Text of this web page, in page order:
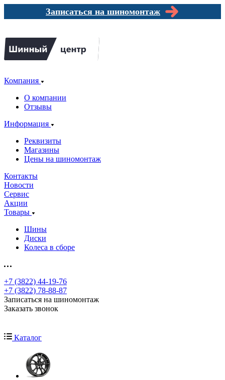
Записаться на шиномонтаж
Компания
О компании
Отзывы
Информация
Реквизиты
Магазины
Цены на шиномонтаж
Контакты
Новости
Сервис
Акции
Товары
Шины
Диски
Колеса в сборе
+7 (3822) 44-19-76
+7 (3822) 78-88-87
Записаться на шиномонтаж
Заказать звонок
Каталог